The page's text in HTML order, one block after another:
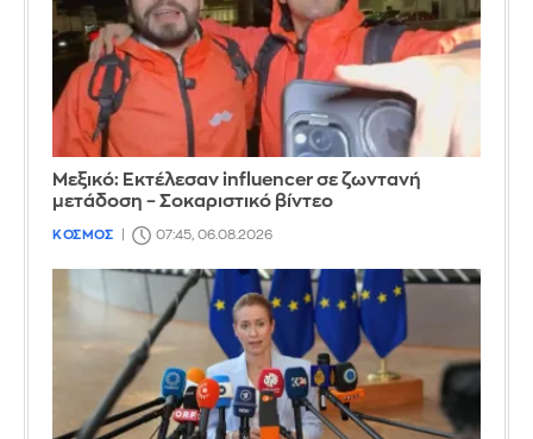
Μεξικό: Εκτέλεσαν influencer σε ζωντανή
μετάδοση – Σοκαριστικό βίντεο
ΚΟΣΜΟΣ 07:45, 06.08.2026